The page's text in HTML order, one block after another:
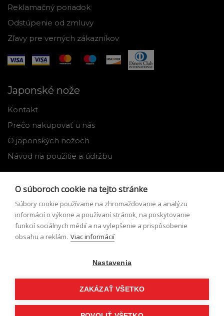
Reklamačný poriadok
Odstúpenie od zmluvy
Zľavy pre verných zákazníkov
Japonské nože
Kontakt
Prečo nakupovať u nás
O japonských nožoch
Návod na použitie a údržbu
Môj profil
Zabudnuté heslo
Formulár pre odstúpenie od zmluvy
O súboroch cookie na tejto stránke
Súbory cookie používame na zhromažďovanie a analýzu
informácií o výkone a používaní stránok, na poskytovanie
funkcií sociálnych médií a na vylepšenie a prispôsobenie
obsahu a reklám. Viac informácií
Nastavenia
ZAKÁZAŤ VŠETKO